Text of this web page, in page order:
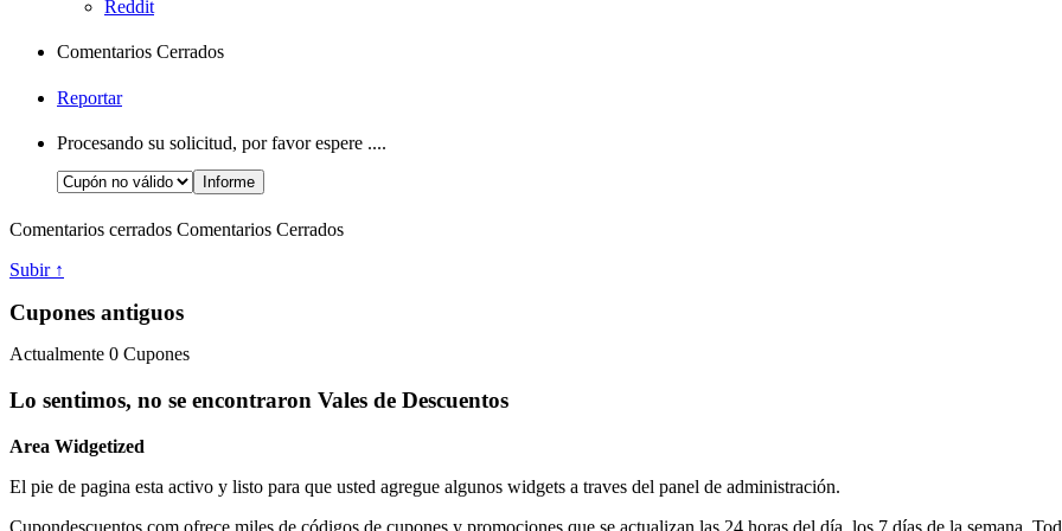
Reddit
Comentarios Cerrados
Reportar
Procesando su solicitud, por favor espere ....
Comentarios cerrados Comentarios Cerrados
Subir ↑
Cupones antiguos
Actualmente 0 Cupones
Lo sentimos, no se encontraron Vales de Descuentos
Area Widgetized
El pie de pagina esta activo y listo para que usted agregue algunos widgets a traves del panel de administración.